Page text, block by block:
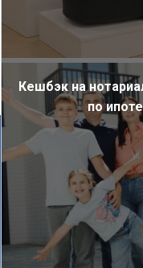
Кешбэк на
по